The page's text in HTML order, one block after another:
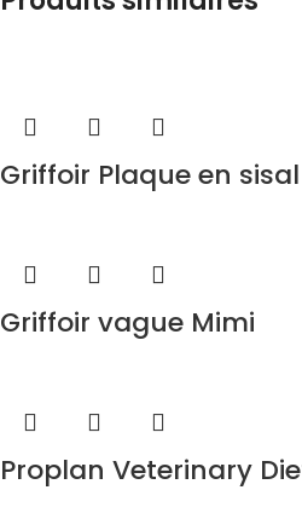
Griffoir Plaque en sisal
Griffoir vague Mimi
Proplan Veterinary